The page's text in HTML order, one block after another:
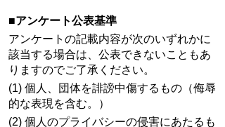
■アンケート公表基準
アンケートの記載内容が次のいずれかに
該当する場合は、公表できないこともあ
りますのでご了承ください。
(1) 個人、団体を誹謗中傷するもの（侮辱
的な表現を含む。）
(2) 個人のプライバシーの侵害にあたるも